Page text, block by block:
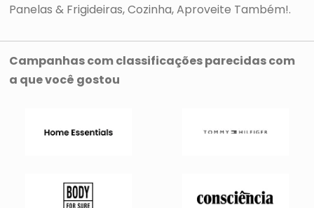
Panelas & Frigideiras Cozinha Aproveite Também!
Campanhas com classificações parecidas com
a que você gostou